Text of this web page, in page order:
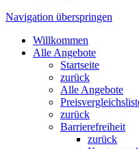
Navigation überspringen
Willkommen
Alle Angebote
Startseite
zurück
Alle Angebote
zurück
Barrierefreiheit
zurück